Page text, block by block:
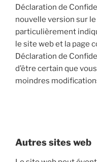
Déclaration de
nouvelle version sur
particulièrement
le site web et la page
Déclaration de
d’être certain que
moindres
Autres sites web